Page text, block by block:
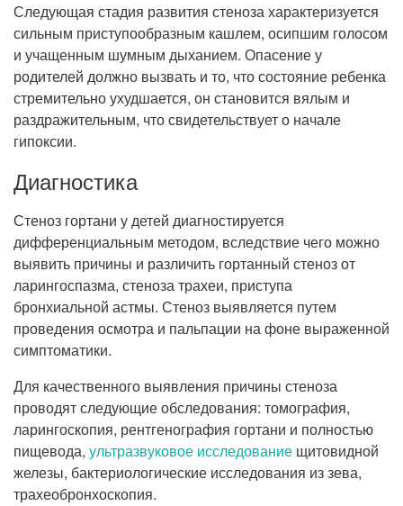
Следующая стадия развития стеноза характеризуется
сильным приступообразным кашлем, осипшим голосом
и учащенным шумным дыханием. Опасение у
родителей должно вызвать и то, что состояние ребенка
стремительно ухудшается, он становится вялым и
раздражительным, что свидетельствует о начале
гипоксии.
Диагностика
Стеноз гортани у детей диагностируется
дифференциальным методом, вследствие чего можно
выявить причины и различить гортанный стеноз от
ларингоспазма, стеноза трахеи, приступа
бронхиальной астмы. Стеноз выявляется путем
проведения осмотра и пальпации на фоне выраженной
симптоматики.
Для качественного выявления причины стеноза
проводят следующие обследования: томография,
ларингоскопия, рентгенография гортани и полностью
пищевода, ультразвуковое исследование щитовидной
железы, бактериологические исследования из зева,
трахеобронхоскопия.